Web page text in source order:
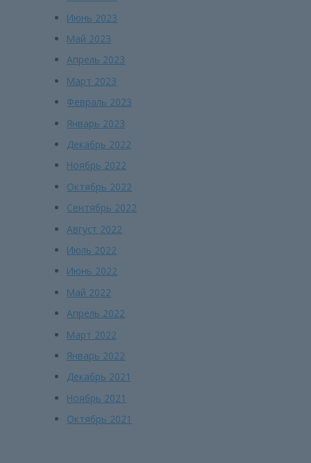
Июнь 2023
Май 2023
Апрель 2023
Март 2023
Февраль 2023
Январь 2023
Декабрь 2022
Ноябрь 2022
Октябрь 2022
Сентябрь 2022
Август 2022
Июль 2022
Июнь 2022
Май 2022
Апрель 2022
Март 2022
Январь 2022
Декабрь 2021
Ноябрь 2021
Октябрь 2021